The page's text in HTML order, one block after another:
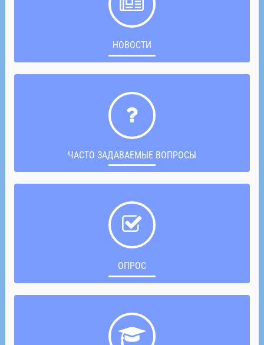
НОВОСТИ
ЧАСТО ЗАДАВАЕМЫЕ ВОПРОСЫ
ОПРОС